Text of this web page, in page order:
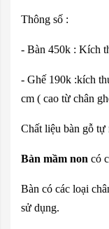
Thông số :
- Bàn 450k : Kích
- Ghế 190k :kích
cm ( cao từ chân
Chất liệu bàn gỗ tự
Bàn mầm non có
Bàn có các loại
sử dụng.